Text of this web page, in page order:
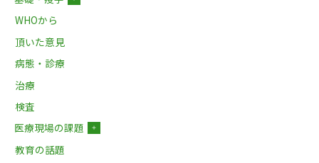
WHOから
頂いた意見
病態・診療
治療
検査
医療現場の課題
＋
教育の話題